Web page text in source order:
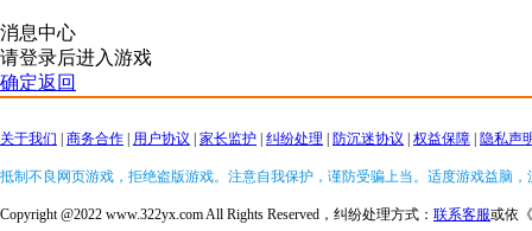
消息中心
请登录后进入游戏
确定返回
关于我们 商务合作 用户协议 家长监护 纠纷处理 防沉迷协议 权益保障 隐私声
抵制不良网页游戏，拒绝盗版游戏。注意自我保护，谨防受骗上当。适度游戏益脑
Copyright @2022 www.322yx.com All Rights Reserved，纠纷处理方式： 联系客服或依《